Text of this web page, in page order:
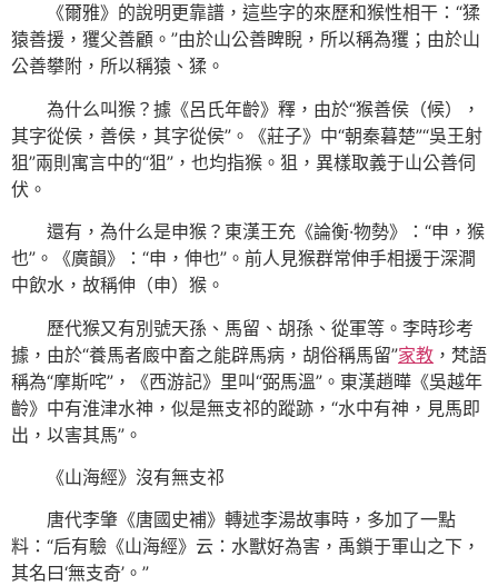
《爾雅》的說明更靠譜，這些字的來歷和猴性相干：“猱
猿善援，玃父善顧。”由於山公善睥睨，所以稱為玃；由於山
公善攀附，所以稱猿、猱。
為什么叫猴？據《呂氏年齡》釋，由於“猴善侯（候），
其字從侯，善侯，其字從侯”。《莊子》中“朝秦暮楚”“吳王射
狙”兩則寓言中的“狙”，也均指猴。狙，異樣取義于山公善伺
伏。
還有，為什么是申猴？東漢王充《論衡·物勢》：“申，猴
也”。《廣韻》：“申，伸也”。前人見猴群常伸手相援于深澗
中飲水，故稱伸（申）猴。
歷代猴又有別號天孫、馬留、胡孫、從軍等。李時珍考
據，由於“養馬者廄中畜之能辟馬病，胡俗稱馬留”家教 ，梵語
稱為“摩斯咤”，《西游記》里叫“弼馬溫”。東漢趙曄《吳越年
齡》中有淮津水神，似是無支祁的蹤跡，“水中有神，見馬即
出，以害其馬”。
《山海經》沒有無支祁
唐代李肇《唐國史補》轉述李湯故事時，多加了一點
料：“后有驗《山海經》云：水獸好為害，禹鎖于軍山之下，
其名曰‘無支奇’。”